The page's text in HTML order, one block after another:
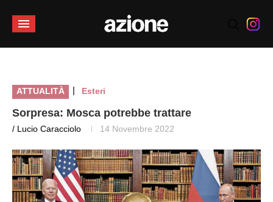
ATTUALITÀ | Esteri
Sorpresa: Mosca potrebbe trattare
/ Lucio Caracciolo 14 Novembre 2022